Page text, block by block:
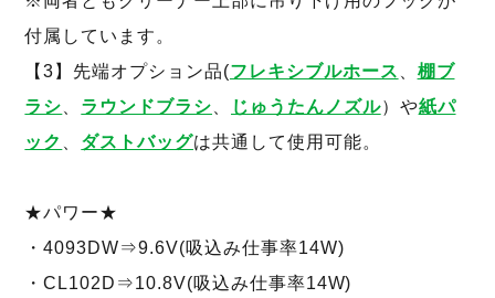
付属しています。
【3】先端オプション品(フレキシブルホース
棚ブ
ラシ
ラウンドブラシ じゅうたんノズル）や紙パ
ック
ダストバッグは共通して使用可能。
★パワー★
・4093DW⇒9.6V(吸込み仕事率14W)
・CL102D⇒10.8V(吸込み仕事率14W)